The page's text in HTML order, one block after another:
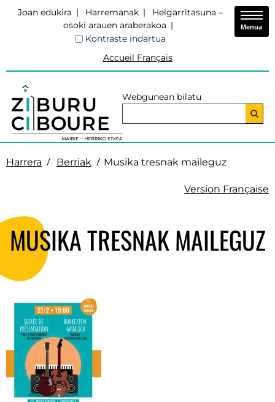
Joan edukira Harremanak
Helgarritasuna –
osoki arauen araberakoa
Kontraste indartua
Accueil Français
Webgunean bilatu
Menua
Harrera Berriak Musika tresnak maileguz
Version Française
MUSIKA TRESNAK MAILEGUZ